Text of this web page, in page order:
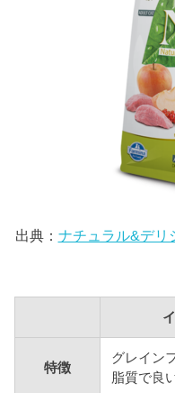
出典： ナチュラル&デ
特徴
グレイン
脂質で良